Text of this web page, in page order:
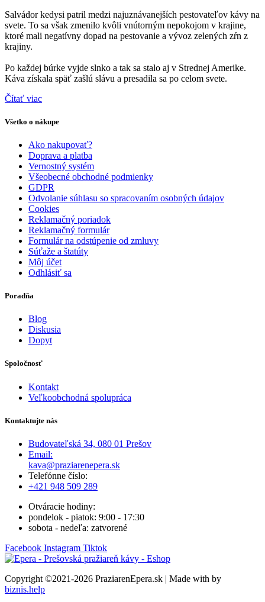
Salvádor kedysi patril medzi najuznávanejších pestovateľov kávy na
svete. To sa však zmenilo kvôli vnútorným nepokojom v krajine,
ktoré mali negatívny dopad na pestovanie a vývoz zelených zŕn z
krajiny.
Po každej búrke vyjde slnko a tak sa stalo aj v Strednej Amerike.
Káva získala späť zašlú slávu a presadila sa po celom svete.
Čítať viac
Všetko o nákupe
Ako nakupovať?
Doprava a platba
Vernostný systém
Všeobecné obchodné podmienky
GDPR
Odvolanie súhlasu so spracovaním osobných údajov
Cookies
Reklamačný poriadok
Reklamačný formulár
Formulár na odstúpenie od zmluvy
Súťaže a štatúty
Môj účet
Odhlásiť sa
Poradňa
Blog
Diskusia
Dopyt
Spoločnosť
Kontakt
Veľkoobchodná spolupráca
Kontaktujte nás
Budovateľská 34, 080 01 Prešov
Email:
kava@praziarenepera.sk
Telefónne číslo:
+421 948 509 289
Otváracie hodiny:
pondelok - piatok: 9:00 - 17:30
sobota - nedeľa: zatvorené
Facebook Instagram Tiktok
Copyright ©2021-2026 PraziarenEpera.sk | Made with by
biznis.help